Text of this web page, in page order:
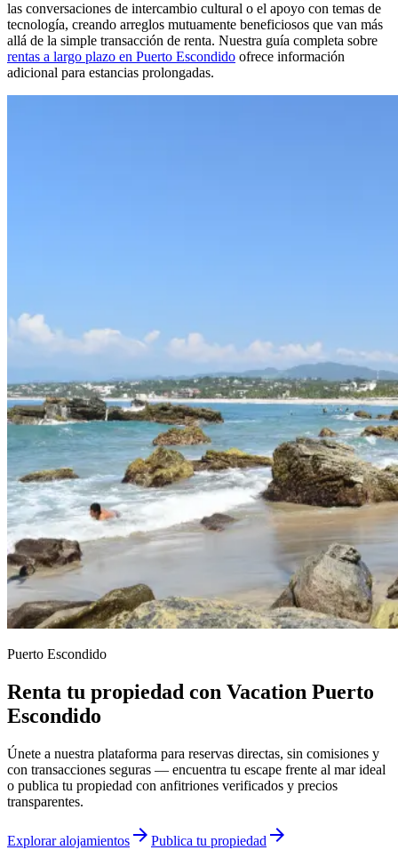
las conversaciones de intercambio cultural o el apoyo con temas de
tecnología, creando arreglos mutuamente beneficiosos que van más
allá de la simple transacción de renta. Nuestra guía completa sobre
rentas a largo plazo en Puerto Escondido ofrece información
adicional para estancias prolongadas.
Puerto Escondido
Renta tu propiedad con Vacation Puerto
Escondido
Únete a nuestra plataforma para reservas directas, sin comisiones y
con transacciones seguras — encuentra tu escape frente al mar ideal
o publica tu propiedad con anfitriones verificados y precios
transparentes.
Explorar alojamientos arrow_forward Publica tu propiedad arrow_forward